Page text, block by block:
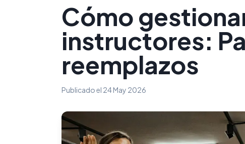
Cómo
instructores:
reemplazos
Publicado el 24 May 2026